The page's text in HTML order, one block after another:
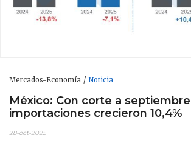
Mercados-Economía Noticia
México: Con corte a
importaciones crecieron 10,4%
28-oct-2025